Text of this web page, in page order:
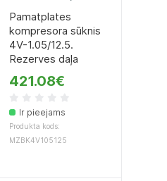
Pamatplates
kompresora sūknis
4V-1.05/12.5.
Rezerves daļa
421.08€
Ir pieejams
Produkta kods:
MZBK4V105125